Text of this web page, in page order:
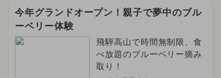
今年グランドオープン！親子で夢中のブル
ーベリー体験
飛騨高山で時間無制限、食
べ放題のブルーベリー摘み
取り！